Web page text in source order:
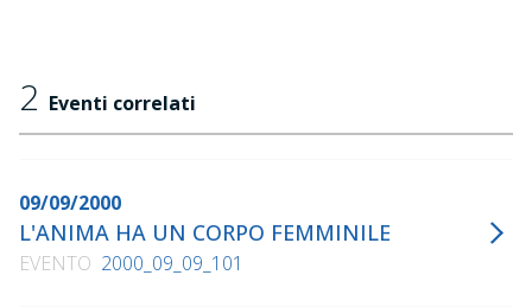
2 Eventi correlati
09/09/2000
L'ANIMA HA UN CORPO FEMMINILE
EVENTO 2000_09_09_101